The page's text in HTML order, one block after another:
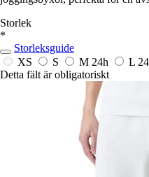
Storlek
*
Storleksguide
XS
S M 24h L
Detta fält är obligatoriskt